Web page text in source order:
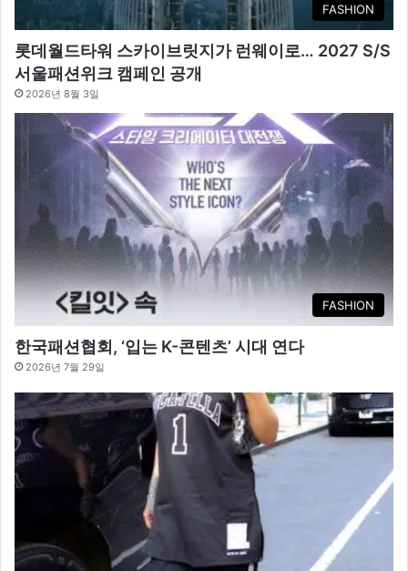
FASHION
롯데월드타워 스카이브릿지가 런웨이로… 2027 S/S
서울패션위크 캠페인 공개
2026년 8월 3일
FASHION
한국패션협회, ‘입는 K-콘텐츠’ 시대 연다
2026년 7월 29일